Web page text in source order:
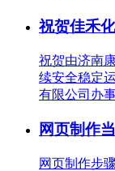
祝贺佳禾
祝贺由济南
续安全稳定
有限公司办
网页制作
网页制作步